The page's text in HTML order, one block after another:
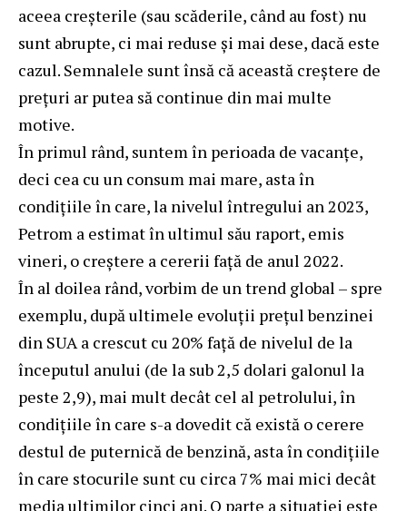
aceea creșterile (sau scăderile, când au fost) nu
sunt abrupte, ci mai reduse și mai dese, dacă este
cazul. Semnalele sunt însă că această creștere de
prețuri ar putea să continue din mai multe
motive.
În primul rând, suntem în perioada de vacanțe,
deci cea cu un consum mai mare, asta în
condițiile în care, la nivelul întregului an 2023,
Petrom a estimat în ultimul său raport, emis
vineri, o creștere a cererii față de anul 2022.
În al doilea rând, vorbim de un trend global – spre
exemplu, după ultimele evoluții prețul benzinei
din SUA a crescut cu 20% față de nivelul de la
începutul anului (de la sub 2,5 dolari galonul la
peste 2,9), mai mult decât cel al petrolului, în
condițiile în care s-a dovedit că există o cerere
destul de puternică de benzină, asta în condițiile
în care stocurile sunt cu circa 7% mai mici decât
media ultimilor cinci ani. O parte a situației este